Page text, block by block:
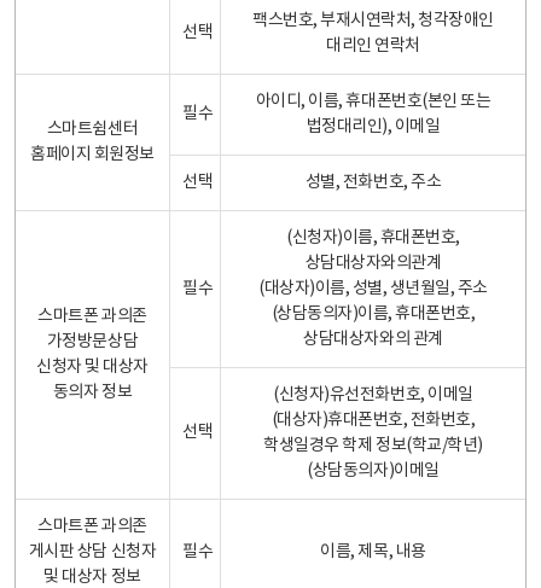
선택
팩스번호, 부재시연락처, 청각장애인
대리인 연락처
스마트쉼센터
홈페이지 회원정보
필수
아이디, 이름, 휴대폰번호(본인 또는
법정대리인), 이메일
선택 성별, 전화번호, 주소
스마트폰 과의존
가정방문상담
신청자 및 대상자
동의자 정보
필수
(신청자)이름, 휴대폰번호,
상담대상자와의관계
(대상자)이름, 성별, 생년월일, 주소
(상담동의자)이름, 휴대폰번호,
상담대상자와의 관계
선택
(신청자)유선전화번호, 이메일
(대상자)휴대폰번호, 전화번호,
학생일경우 학제 정보(학교/학년)
(상담동의자)이메일
스마트폰 과의존
게시판 상담 신청자
및 대상자 정보
필수 이름, 제목, 내용